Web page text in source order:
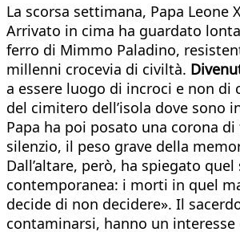
La scorsa settimana, Papa
Arrivato in cima ha guardato
ferro di Mimmo Paladino,
millenni crocevia di civiltà.
a essere luogo di incroci e non
del cimitero dell’isola dove sono
Papa ha poi posato una corona
silenzio, il peso grave della
Dall’altare, però, ha spiegato
contemporanea: i morti in quel
decide di non decidere». Il
contaminarsi, hanno un